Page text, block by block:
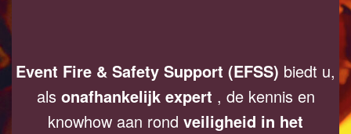
Event Fire & Safety Support (EFSS) biedt u,
als onafhankelijk expert , de kennis en
knowhow aan rond veiligheid in het